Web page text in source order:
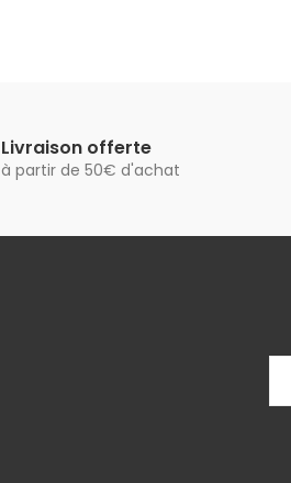
Livraison offerte
à partir de 50€ d'achat